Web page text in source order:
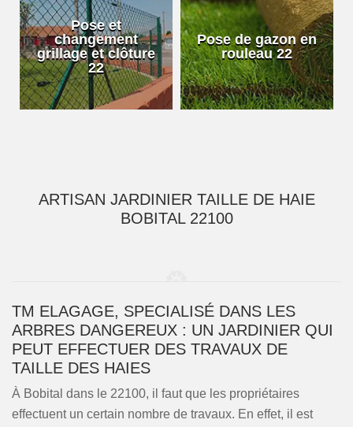
Pose et
changement
grillage et clôture
22
Pose de gazon en
rouleau 22
ARTISAN JARDINIER TAILLE DE HAIE
BOBITAL 22100
TM ELAGAGE, SPECIALISÉ DANS LES
ARBRES DANGEREUX : UN JARDINIER QUI
PEUT EFFECTUER DES TRAVAUX DE
TAILLE DES HAIES
À Bobital dans le 22100, il faut que les propriétaires
effectuent un certain nombre de travaux. En effet, il est